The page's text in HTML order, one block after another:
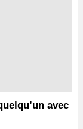
avec